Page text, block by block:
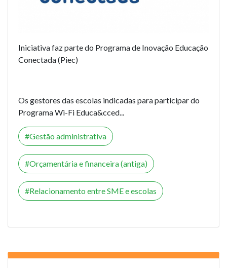
Iniciativa faz parte do Programa de Inovação Educação
Conectada (Piec)
Os gestores das escolas indicadas para participar do
Programa Wi-Fi Educa&cced...
Gestão administrativa
Orçamentária e financeira (antiga)
Relacionamento entre SME e escolas